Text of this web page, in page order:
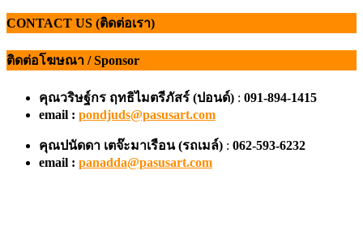
CONTACT US (ติดต่อเรา)
ติดต่อโฆษณา / Sponsor
คุณวริษฐ์กร ฤทธิไมตรีภัสร์ (ปอนด์) : 091-894-1415
email : pondjuds@pasusart.com
คุณปนัดดา เตจ๊ะมาเรือน (รถเมล์) : 062-593-6232
email : panadda@pasusart.com